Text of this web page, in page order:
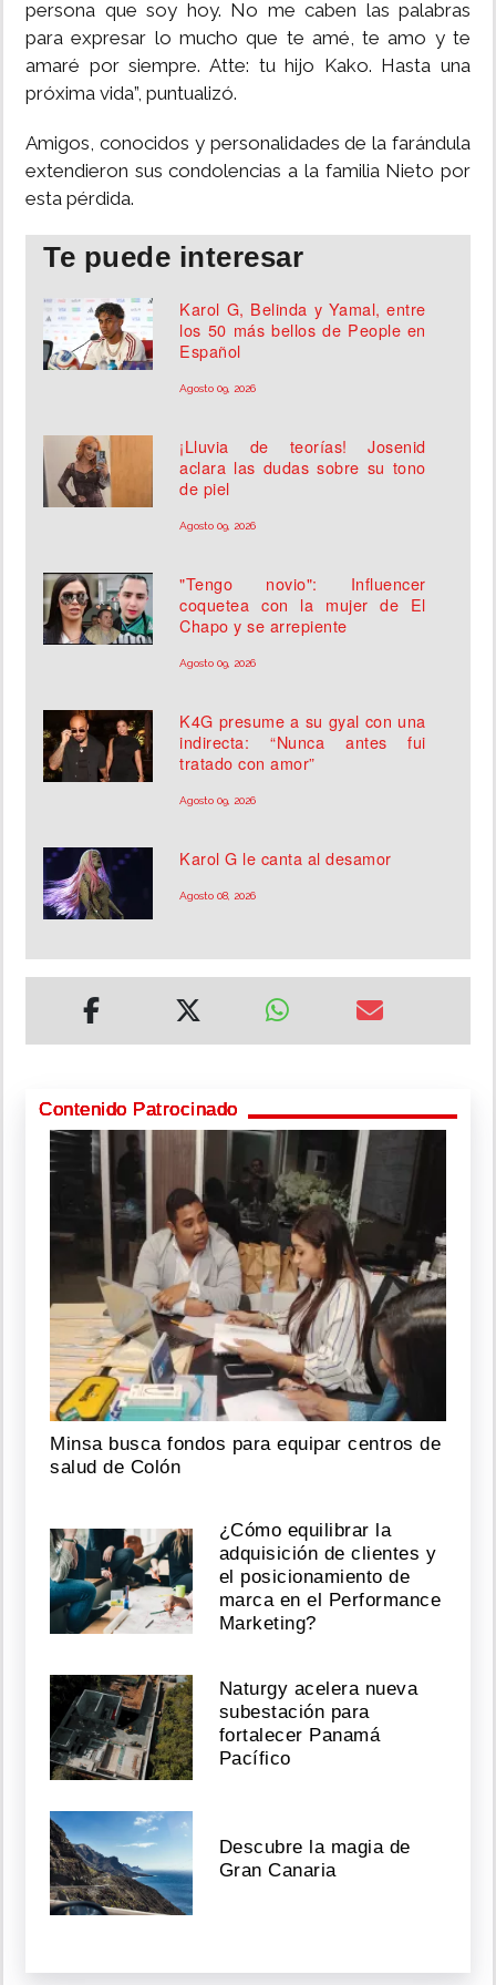
persona que soy hoy. No me caben las palabras
para expresar lo mucho que te amé, te amo y te
amaré por siempre. Atte: tu hijo Kako. Hasta una
próxima vida”, puntualizó.
Amigos, conocidos y personalidades de la farándula
extendieron sus condolencias a la familia Nieto por
esta pérdida.
Te puede interesar
Karol G, Belinda y Yamal, entre
los 50 más bellos de People en
Español
Agosto 09, 2026
¡Lluvia de teorías! Josenid
aclara las dudas sobre su tono
de piel
Agosto 09, 2026
"Tengo novio": Influencer
coquetea con la mujer de El
Chapo y se arrepiente
Agosto 09, 2026
K4G presume a su gyal con una
indirecta: “Nunca antes fui
tratado con amor”
Agosto 09, 2026
Karol G le canta al desamor
Agosto 08, 2026
Contenido Patrocinado
Minsa busca fondos para equipar centros de
salud de Colón
¿Cómo equilibrar la
adquisición de clientes y
el posicionamiento de
marca en el Performance
Marketing?
Naturgy acelera nueva
subestación para
fortalecer Panamá
Pacífico
Descubre la magia de
Gran Canaria